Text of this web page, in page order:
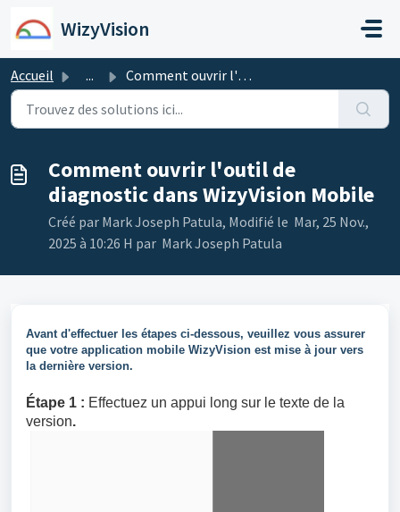
WizyVision
Accueil ... Comment ouvrir l'outil de diagnostic dans WizyVision ...
Comment ouvrir l'outil de
diagnostic dans WizyVision Mobile
Créé par Mark Joseph Patula, Modifié le Mar, 25 Nov.,
2025 à 10:26 H par Mark Joseph Patula
Avant d'effectuer les étapes ci-dessous, veuillez vous assurer
que votre application mobile WizyVision est mise à jour vers
la dernière version.
Étape 1 : Effectuez un appui long sur le texte de la
version.